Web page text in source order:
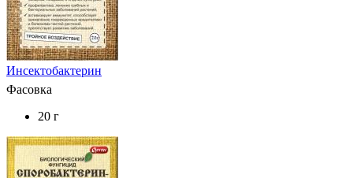
Инсектобактерин
Фасовка
20 г